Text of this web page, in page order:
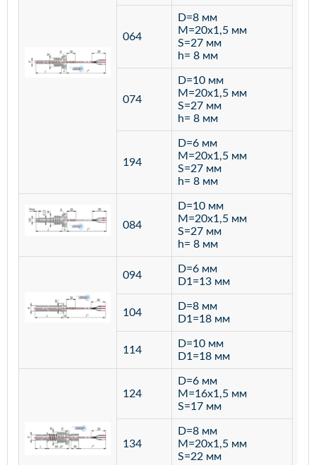
064
D=8 мм
M=20х1,5 мм
S=27 мм
h= 8 мм
074
D=10 мм
M=20х1,5 мм
S=27 мм
h= 8 мм
194
D=6 мм
M=20х1,5 мм
S=27 мм
h= 8 мм
084
D=10 мм
M=20х1,5 мм
S=27 мм
h= 8 мм
094
D=6 мм
D1=13 мм
104
D=8 мм
D1=18 мм
114
D=10 мм
D1=18 мм
124
D=6 мм
M=16х1,5 мм
S=17 мм
134
D=8 мм
M=20х1,5 мм
S=22 мм